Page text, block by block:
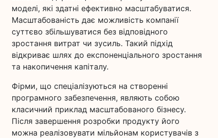
моделі, які здатні ефективно масштабуватися.
Масштабованість дає можливість компанії
суттєво збільшуватися без відповідного
зростання витрат чи зусиль. Такий підхід
відкриває шлях до експоненціального зростання
та накопичення капіталу.
Фірми, що спеціалізуються на створенні
програмного забезпечення, являють собою
класичний приклад масштабованого бізнесу.
Після завершення розробки продукту його
можна реалізовувати мільйонам користувачів з